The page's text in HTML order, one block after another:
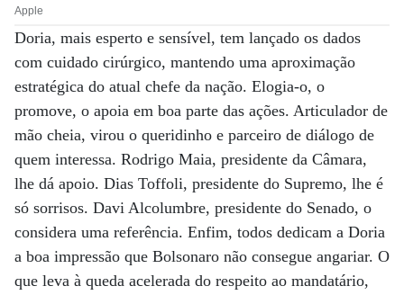
Apple
Doria, mais esperto e sensível, tem lançado os dados
com cuidado cirúrgico, mantendo uma aproximação
estratégica do atual chefe da nação. Elogia-o, o
promove, o apoia em boa parte das ações. Articulador de
mão cheia, virou o queridinho e parceiro de diálogo de
quem interessa. Rodrigo Maia, presidente da Câmara,
lhe dá apoio. Dias Toffoli, presidente do Supremo, lhe é
só sorrisos. Davi Alcolumbre, presidente do Senado, o
considera uma referência. Enfim, todos dedicam a Doria
a boa impressão que Bolsonaro não consegue angariar. O
que leva à queda acelerada do respeito ao mandatário,